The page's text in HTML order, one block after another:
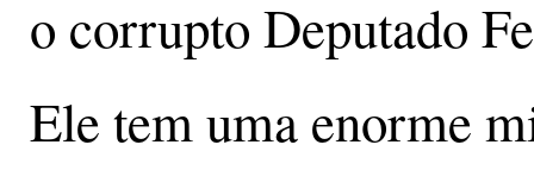
o corrupto Deputado
Ele tem uma enorme